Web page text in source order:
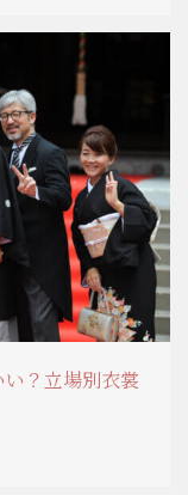
？立場別衣裳